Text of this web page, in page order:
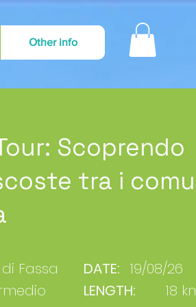
Other info
Scoprendo
tra i
Fassa
DATE: 19/08/26
LENGTH:
18